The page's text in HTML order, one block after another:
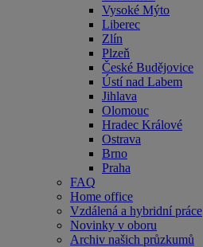
Vysoké Mýto
Liberec
Zlín
Plzeň
České Budějovice
Ústí nad Labem
Jihlava
Olomouc
Hradec Králové
Ostrava
Brno
Praha
FAQ
Home office
Vzdálená a hybridní práce
Novinky v oboru
Archiv našich průzkumů